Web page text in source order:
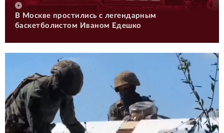
В Москве простились с легендарным
баскетболистом Иваном Едешко